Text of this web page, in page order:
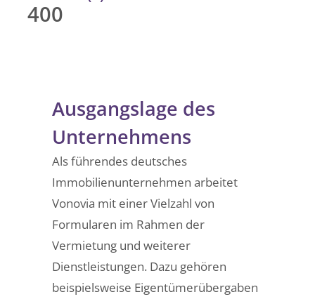
400
Ausgangslage des
Unternehmens
Als führendes deutsches
Immobilienunternehmen arbeitet
Vonovia mit einer Vielzahl von
Formularen im Rahmen der
Vermietung und weiterer
Dienstleistungen. Dazu gehören
beispielsweise Eigentümerübergaben